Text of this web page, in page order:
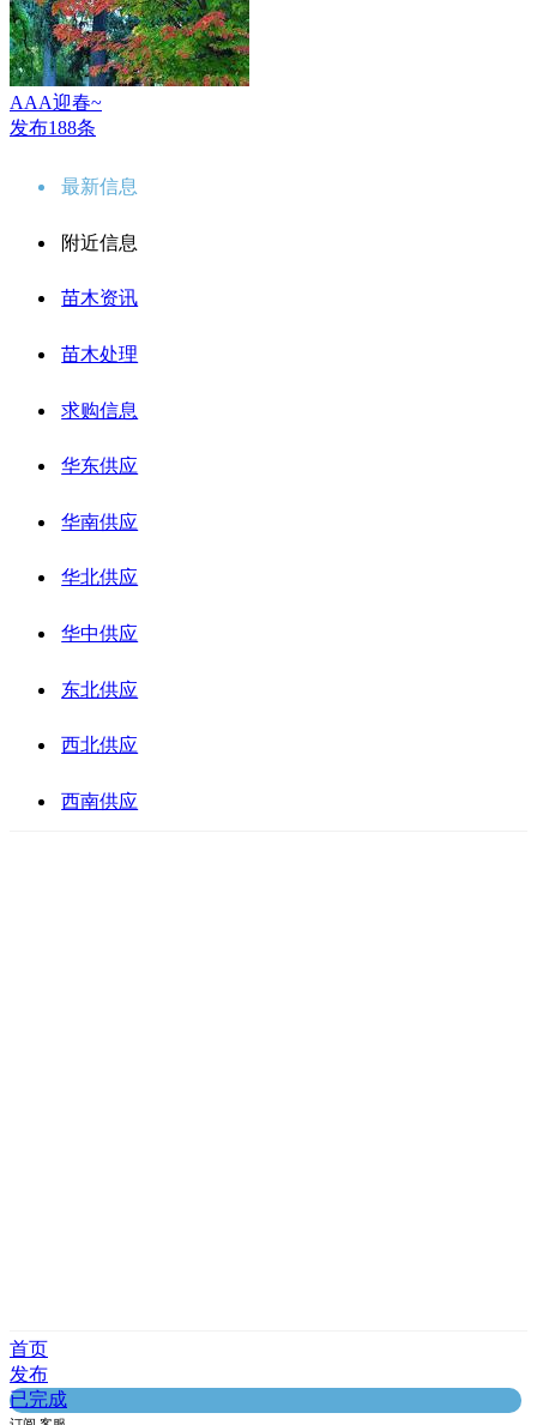
AAA迎春~
发布188条
最新信息
附近信息
苗木资讯
苗木处理
求购信息
华东供应
华南供应
华北供应
华中供应
东北供应
西北供应
西南供应
首页
发布
已完成